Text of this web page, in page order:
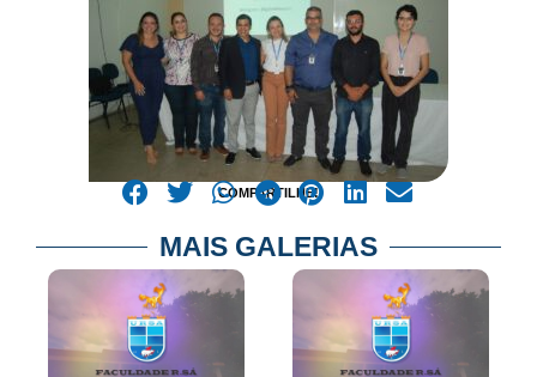
COMPARTILHE!
MAIS GALERIAS